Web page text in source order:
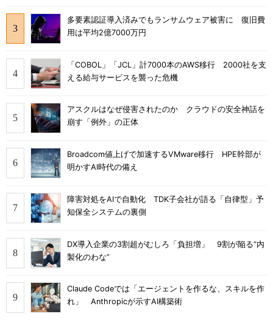
多要素認証導入済みでもランサムウェア被害に 復旧費
用は平均2億7000万円
「COBOL」「JCL」計7000本のAWS移行 2000社を支
える給与サービスを襲った危機
アスクルはなぜ侵害されたのか クラウドの安全神話を
崩す「例外」の正体
Broadcom値上げで加速するVMware移行 HPE幹部が
明かすAI時代の備え
障害対処をAIで自動化 TDK子会社が語る「自律型」予
知保全システムの裏側
DX導入企業の3割超がむしろ「負担増」 9割が陥る“内
製化のわな”
Claude Codeでは「エージェントを作るな、スキルを作
れ」 Anthropicが示すAI構築術